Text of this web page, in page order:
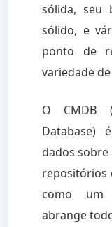
sólida, seu
sólido, e
ponto de
variedade
O CMDB
Database)
dados sobre
repositórios
como um
abrange